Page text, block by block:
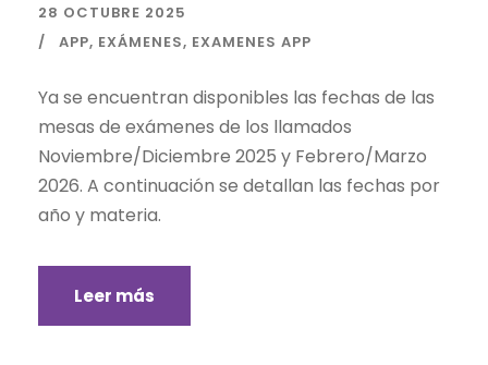
28 OCTUBRE 2025
APP, EXÁMENES, EXAMENES APP
Ya se encuentran disponibles las fechas de las
mesas de exámenes de los llamados
Noviembre/Diciembre 2025 y Febrero/Marzo
2026. A continuación se detallan las fechas por
año y materia.
Leer más